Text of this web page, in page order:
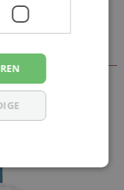
folgenden
sein